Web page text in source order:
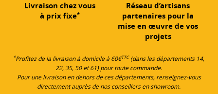
Livraison chez vous
à prix fixe*
Réseau d’artisans
partenaires pour la
mise en œuvre de vos
projets
*Profitez de la livraison à domicile à 60€TTC(dans les départements 14,
22, 35, 50 et 61) pour toute commande.
Pour une livraison en dehors de ces départements, renseignez-vous
directement auprès de nos conseillers en showroom.